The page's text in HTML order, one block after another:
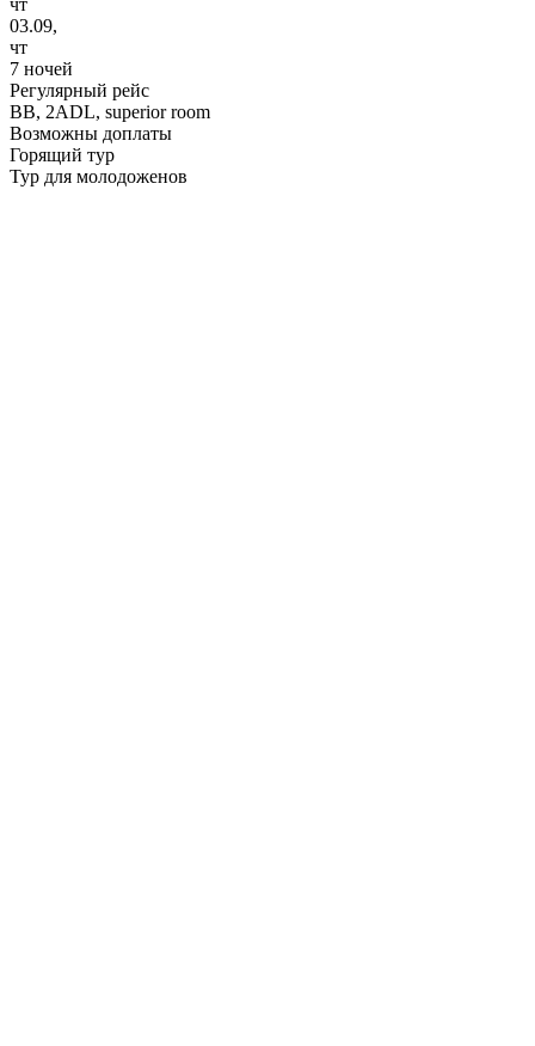
03.09,
чт
7 ночей
Регулярный рейс
BB, 2ADL, superior room
Возможны доплаты
Горящий тур
Тур для молодоженов